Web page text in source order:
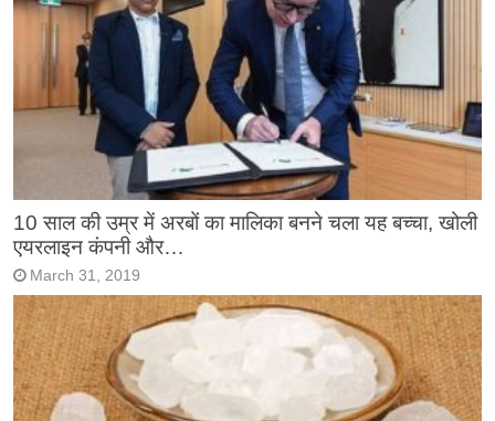
10 साल की उम्र में अरबों का मालिका बनने चला यह बच्चा, खोली
एयरलाइन कंपनी और…
March 31, 2019